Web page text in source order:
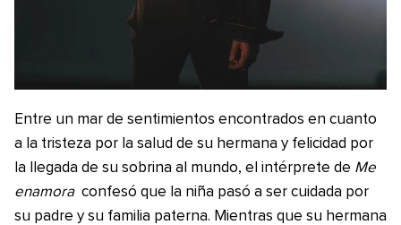
Entre un mar de sentimientos encontrados en cuanto
a la tristeza por la salud de su hermana y felicidad por
la llegada de su sobrina al mundo, el intérprete de Me
enamora confesó que la niña pasó a ser cuidada por
su padre y su familia paterna. Mientras que su hermana